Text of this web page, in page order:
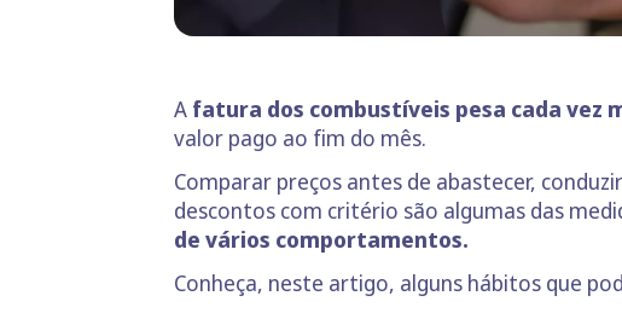
A fatura dos combustíveis pesa cada vez
valor pago ao fim do mês.
Comparar preços antes de abastecer,
descontos com critério são algumas das
de vários comportamentos.
Conheça, neste artigo, alguns hábitos que